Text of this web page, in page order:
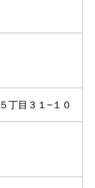
丁目３１−１０